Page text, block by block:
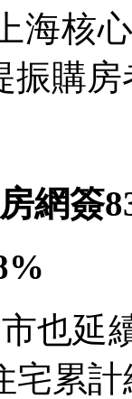
海核
振購
網簽
延續
累